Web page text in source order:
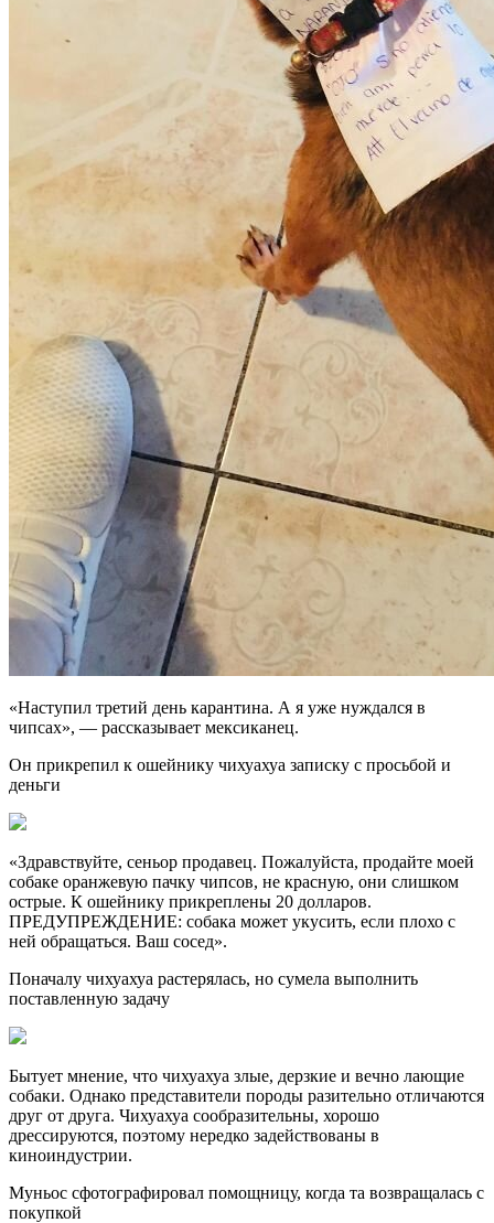
«Наступил третий день карантина. А я уже нуждался в
чипсах», — рассказывает мексиканец.
Он прикрепил к ошейнику чихуахуа записку с просьбой и
деньги
«Здравствуйте, сеньор продавец. Пожалуйста, продайте моей
собаке оранжевую пачку чипсов, не красную, они слишком
острые. К ошейнику прикреплены 20 долларов.
ПРЕДУПРЕЖДЕНИЕ: собака может укусить, если плохо с
ней обращаться. Ваш сосед».
Поначалу чихуахуа растерялась, но сумела выполнить
поставленную задачу
Бытует мнение, что чихуахуа злые, дерзкие и вечно лающие
собаки. Однако представители породы разительно отличаются
друг от друга. Чихуахуа сообразительны, хорошо
дрессируются, поэтому нередко задействованы в
киноиндустрии.
Муньос сфотографировал помощницу, когда та возвращалась с
покупкой